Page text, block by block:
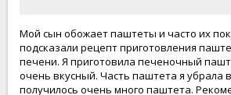
Мой сын обожает паштеты и часто их
подсказали рецепт приготовления
печени. Я приготовила печеночный
очень вкусный. Часть паштета я убрала
получилось очень много паштета.